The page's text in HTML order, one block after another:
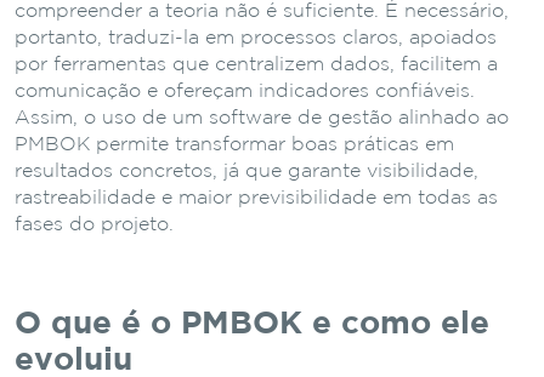
compreender a teoria não é suficiente. É necessário,
portanto, traduzi-la em processos claros, apoiados
por ferramentas que centralizem dados, facilitem a
comunicação e ofereçam indicadores confiáveis.
Assim, o uso de um software de gestão alinhado ao
PMBOK permite transformar boas práticas em
resultados concretos, já que garante visibilidade,
rastreabilidade e maior previsibilidade em todas as
fases do projeto.
O que é o PMBOK e como ele
evoluiu